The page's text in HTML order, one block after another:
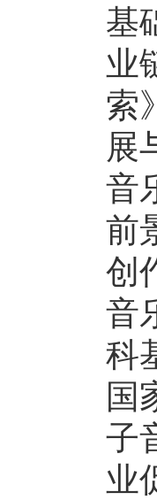
基
业
索
展
音
前
创
音
科
国
子
业